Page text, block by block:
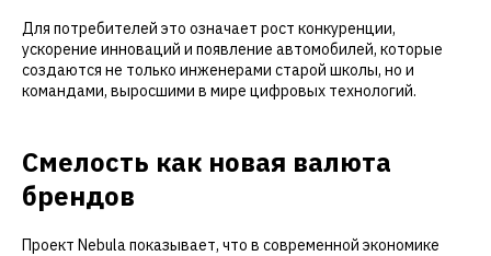
Для потребителей это означает рост конкуренции,
ускорение инноваций и появление автомобилей, которые
создаются не только инженерами старой школы, но и
командами, выросшими в мире цифровых технологий.
Смелость как новая валюта
брендов
Проект Nebula показывает, что в современной экономике